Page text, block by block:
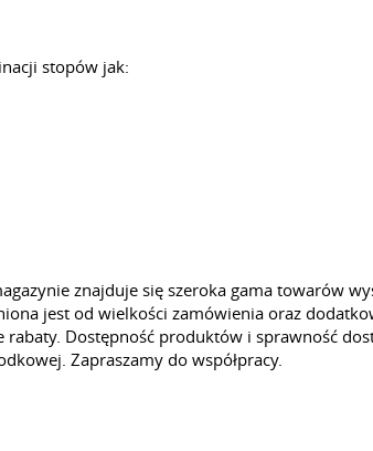
stopów jak:
znajduje się szeroka gama towarów
jest od wielkości zamówienia oraz
Dostępność produktów i sprawność
Zapraszamy do współpracy.